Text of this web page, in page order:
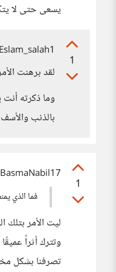
يسعى حتى لا
1
Eslam_salah1
لقد برهنت
وما ذكرته
بالذنب
1
BasmaNabil17
فما الذي
ليت الأمر بتلك
وتترك أثراً
تصرفنا بشكل